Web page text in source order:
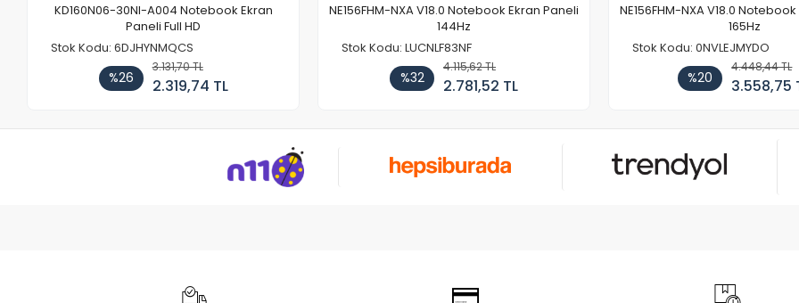
KD160N06-30NI-A004 Notebook Ekran
Paneli Full HD
Stok Kodu: 6DJHYNMQCS
%26
3.131,70 TL
2.319,74 TL
NE156FHM-NXA V18.0 Notebook Ekran Paneli
144Hz
Stok Kodu: LUCNLF83NF
%32
4.115,62 TL
2.781,52 TL
NE156FHM-NXA V18.0
165Hz
Stok Kodu: 0NVLEJMYDO
%20
4.448,44 TL
3.558,75